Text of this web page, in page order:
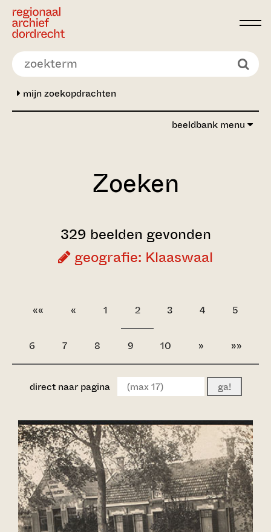
Ga direct naar de inhoud
mijn zoekopdrachten
beeldbank menu
Zoeken
329 beelden gevonden
geografie: Klaaswaal
«« « 1 2 3 4 5
6 7 8 9 10 » »»
direct naar pagina ga!